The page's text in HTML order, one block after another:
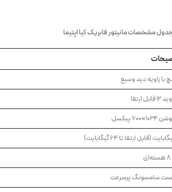
مشخصات مانیتور فابریک کیا اپتیما
ارتقا
پیکسل
سامسونگ پرسرعت